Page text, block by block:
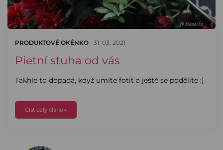
PRODUKTOVÉ OKÉNKO 31. 03. 2021
Pietní stuha od vás
Takhle to dopadá, když umíte fotit a ještě se podělíte :)
Číst celý článek